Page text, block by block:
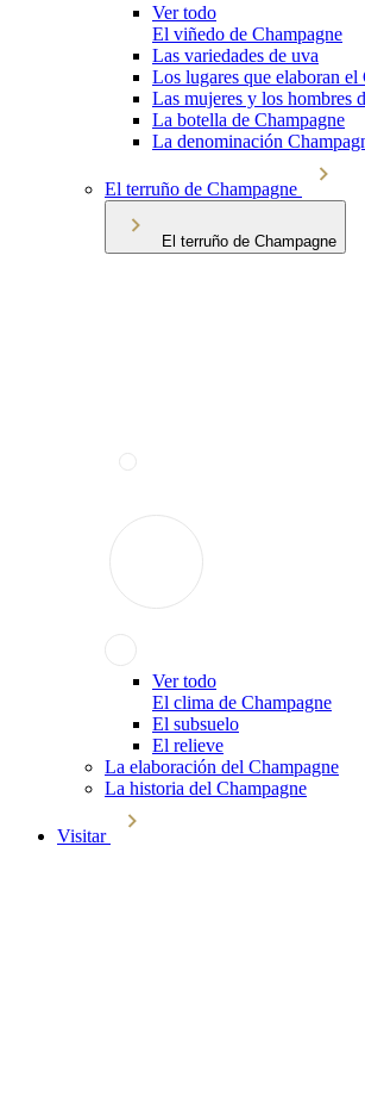
Ver todo
El viñedo de Champagne
Las variedades de uva
Los lugares que elaboran el
Las mujeres y los hombres
La botella de Champagne
La denominación
El terruño de Champagne
El terruño de Champagne
Ver todo
El clima de Champagne
El subsuelo
El relieve
La elaboración del Champagne
La historia del Champagne
Visitar